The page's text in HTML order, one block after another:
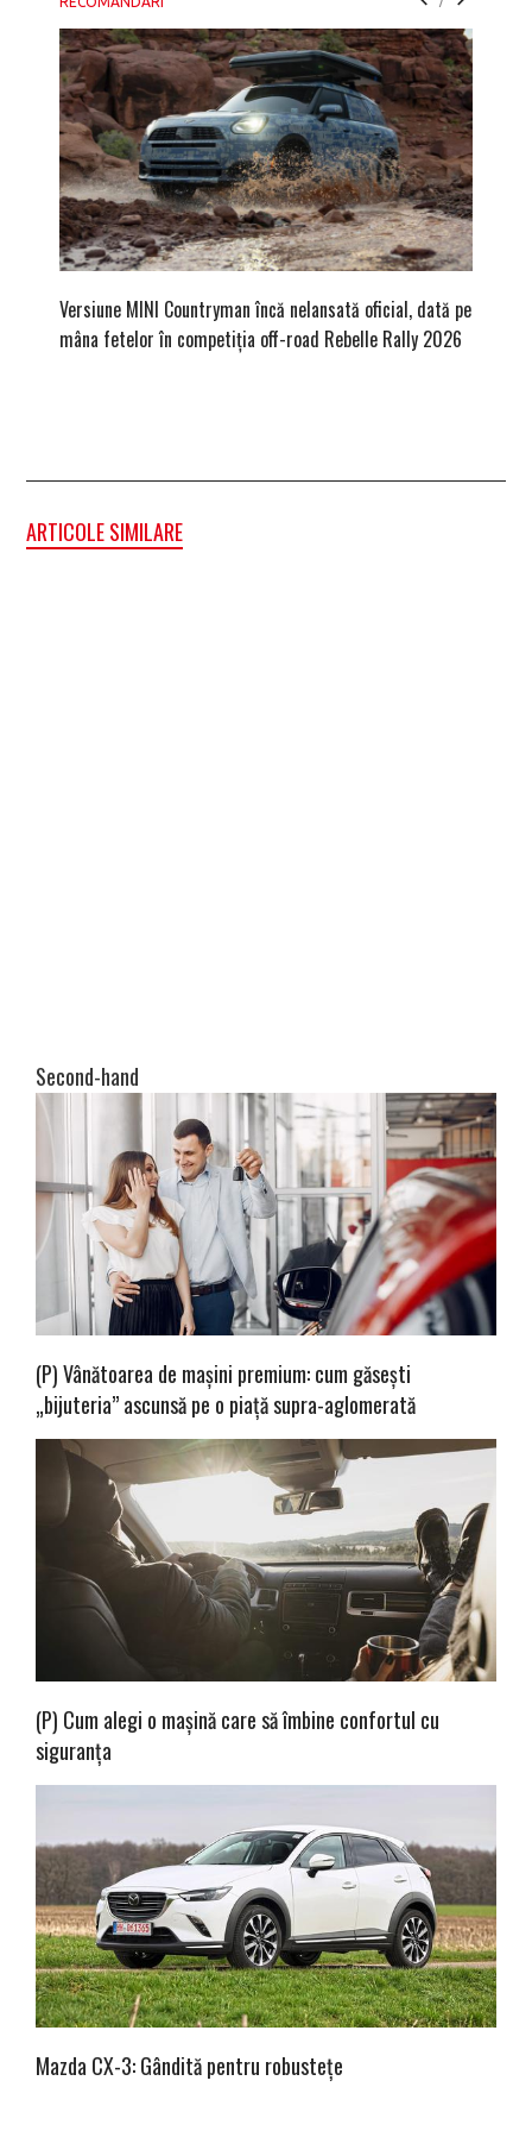
Versiune MINI Countryman încă nelansată oficial, dată pe
mâna fetelor în competiția off-road Rebelle Rally 2026
ARTICOLE SIMILARE
Second-hand
(P) Vânătoarea de mașini premium: cum găsești
„bijuteria” ascunsă pe o piață supra-aglomerată
(P) Cum alegi o mașină care să îmbine confortul cu
siguranța
Mazda CX-3: Gândită pentru robustețe